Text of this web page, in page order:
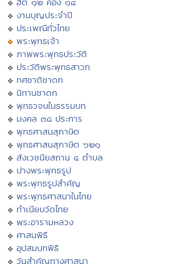
งานบุญประจำปี
ประเพณีทั่วไทย
พระพุทธเจ้า
ภาพพระพุทธประวัติ
ประวัติพระพุทธสาวก
ทศชาติชาดก
นิทานชาดก
พุทธวจนในธรรมบท
มงคล ๓๘ ประการ
พุทธศาสนสุภาษิต
พุทธศาสนสุภาษิต ๖๒๑
สังเวชนียสถาน ๔ ตำบล
ปางพระพุทธรูป
พระพุทธรูปสำคัญ
พระพุทธศาสนาในไทย
ทำเนียบวัดไทย
พระอารามหลวง
ศาสนพิธี
อุปสมบทพิธี
วันสำคัญทางศาสนา